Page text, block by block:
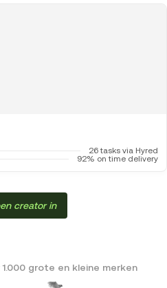
26 tasks via Hyred
92% on time delivery
creator in
grote en kleine merken